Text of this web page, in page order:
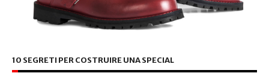
10 SEGRETI PER COSTRUIRE UNA SPECIAL